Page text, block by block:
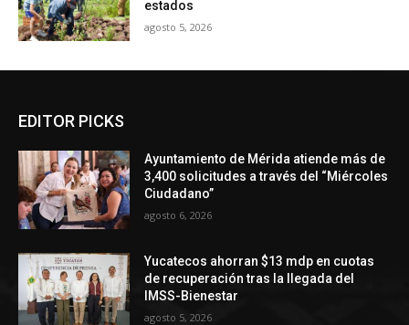
estados
agosto 5, 2026
EDITOR PICKS
Ayuntamiento de Mérida atiende más de
3,400 solicitudes a través del “Miércoles
Ciudadano”
agosto 6, 2026
Yucatecos ahorran $13 mdp en cuotas
de recuperación tras la llegada del
IMSS-Bienestar
agosto 5, 2026